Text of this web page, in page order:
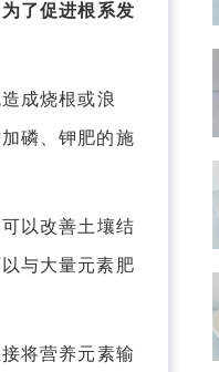
为了促进根系发
成烧根或浪
磷、钾肥的施
以改善土壤结
与大量元素肥
将营养元素输